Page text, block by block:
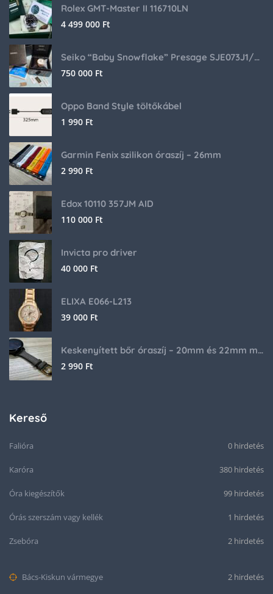
Rolex GMT-Master II 116710LN
4 499 000 Ft
Seiko “Baby Snowflake” Presage SJE073J1/SARA015 Limited Edition
750 000 Ft
Oppo Band Style töltőkábel
1 990 Ft
Garmin Fenix szilikon óraszíj – 26mm
2 990 Ft
Edox 10110 357JM AID
110 000 Ft
Invicta pro driver
40 000 Ft
ELIXA E066-L213
39 000 Ft
Keskenyített bőr óraszíj – 20mm és 22mm méretben
2 990 Ft
Kereső
Falióra 0 hirdetés
Karóra 380 hirdetés
Óra kiegészítők 99 hirdetés
Órás szerszám vagy kellék 1 hirdetés
Zsebóra 2 hirdetés
Bács-Kiskun vármegye 2 hirdetés